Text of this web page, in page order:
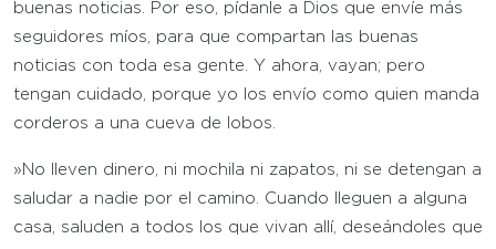
buenas noticias. Por eso, pídanle a Dios que envíe más
seguidores míos, para que compartan las buenas
noticias con toda esa gente. Y ahora, vayan; pero
tengan cuidado, porque yo los envío como quien manda
corderos a una cueva de lobos.
»No lleven dinero, ni mochila ni zapatos, ni se detengan a
saludar a nadie por el camino. Cuando lleguen a alguna
casa, saluden a todos los que vivan allí, deseándoles que